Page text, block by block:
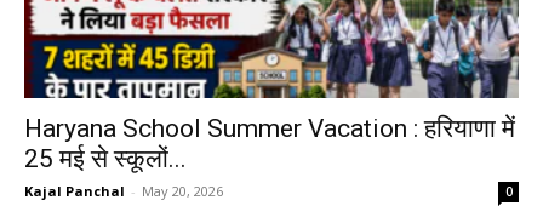
Haryana School Summer Vacation : हरियाणा में
25 मई से स्कूलों...
Kajal Panchal - May 20, 2026 0